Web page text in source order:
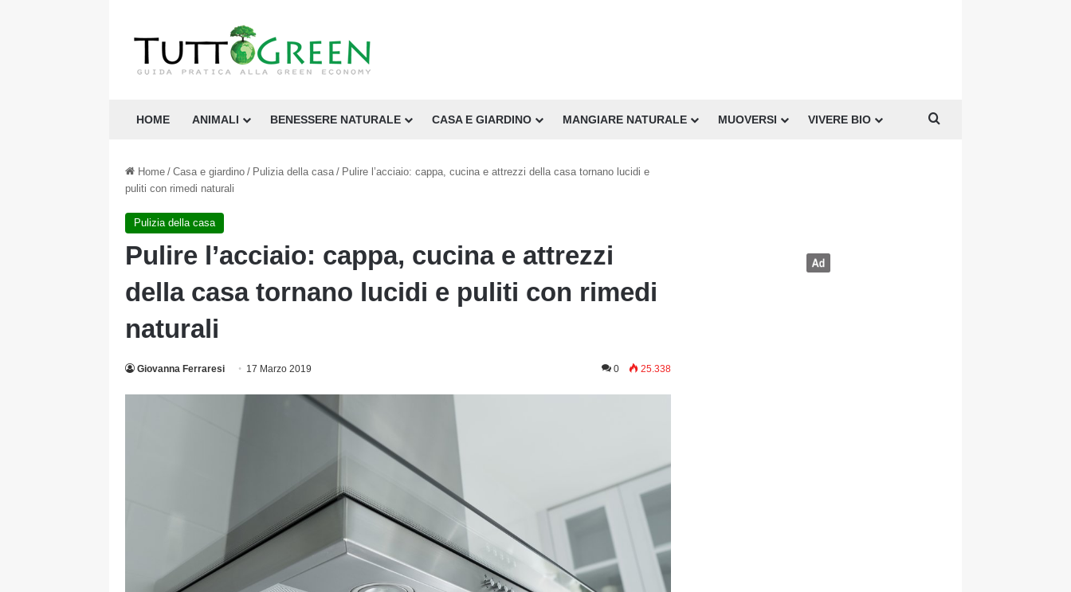
HOME ANIMALI BENESSERE NATURALE CASA E GIARDINO MANGIARE NATURALE MUOVERSI VIVERE BIO
Home / Casa e giardino / Pulizia della casa / Pulire l’acciaio: cappa, cucina e attrezzi della casa tornano lucidi e
puliti con rimedi naturali
Pulizia della casa
Pulire l’acciaio: cappa, cucina e attrezzi
della casa tornano lucidi e puliti con rimedi
naturali
Giovanna Ferraresi 17 Marzo 2019 0 25.338